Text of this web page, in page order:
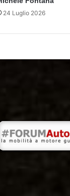
24 Luglio 2026